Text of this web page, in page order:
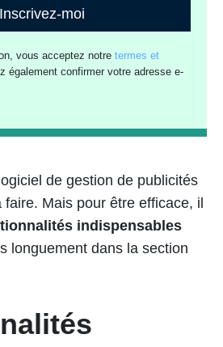
Inscrivez-moi
vous acceptez notretermes et
également confirmer votre adresse e-
de gestion de publicités
Mais pour être efficace, il
indispensables
longuement dans la section